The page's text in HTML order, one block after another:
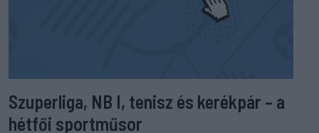
Szuperliga, NB I, tenisz és kerékpár – a
hétfői sportműsor